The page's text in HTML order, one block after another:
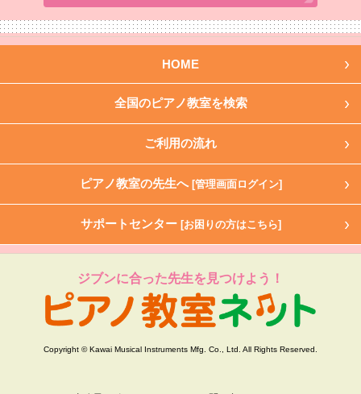
HOME
全国のピアノ教室を検索
ご利用の流れ
ピアノ教室の先生へ [管理画面ログイン]
サポートセンター [お困りの方はこちら]
ジブンに合った先生を見つけよう！
Copyright © Kawai Musical Instruments Mfg. Co., Ltd. All Rights Reserved.